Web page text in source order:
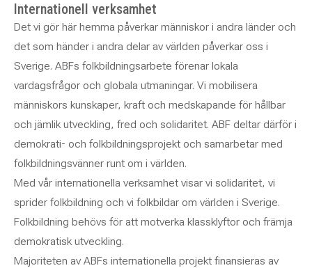
Internationell verksamhet
Det vi gör här hemma påverkar människor i andra länder och
det som händer i andra delar av världen påverkar oss i
Sverige. ABFs folkbildningsarbete förenar lokala
vardagsfrågor och globala utmaningar. Vi mobilisera
människors kunskaper, kraft och medskapande för hållbar
och jämlik utveckling, fred och solidaritet. ABF deltar därför i
demokrati- och folkbildningsprojekt och samarbetar med
folkbildningsvänner runt om i världen.
Med vår internationella verksamhet visar vi solidaritet, vi
sprider folkbildning och vi folkbildar om världen i Sverige.
Folkbildning behövs för att motverka klassklyftor och främja
demokratisk utveckling.
Majoriteten avABFs internationella projekt finansieras av